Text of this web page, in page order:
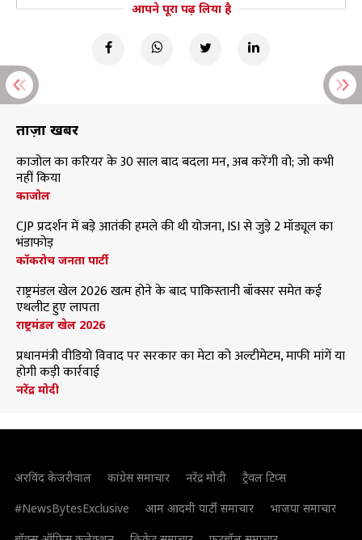
आपने पूरा पढ़ लिया है
ताज़ा खबरें
काजोल का करियर के 30 साल बाद बदला मन, अब करेंगी वो; जो कभी
नहीं किया
काजोल
CJP प्रदर्शन में बड़े आतंकी हमले की थी योजना, ISI से जुड़े 2 मॉड्यूल का
भंडाफोड़
कॉकरोच जनता पार्टी
राष्ट्रमंडल खेल 2026 खत्म होने के बाद पाकिस्तानी बॉक्सर समेत कई
एथलीट हुए लापता
राष्ट्रमंडल खेल 2026
प्रधानमंत्री वीडियो विवाद पर सरकार का मेटा को अल्टीमेटम, माफी मांगें या
होगी कड़ी कार्रवाई
नरेंद्र मोदी
अरविंद केजरीवाल कांग्रेस समाचार नरेंद्र मोदी
ट्रैवल टिप्स
#NewsBytesExclusive
आम आदमी पार्टी समाचार
भाजपा समाचार